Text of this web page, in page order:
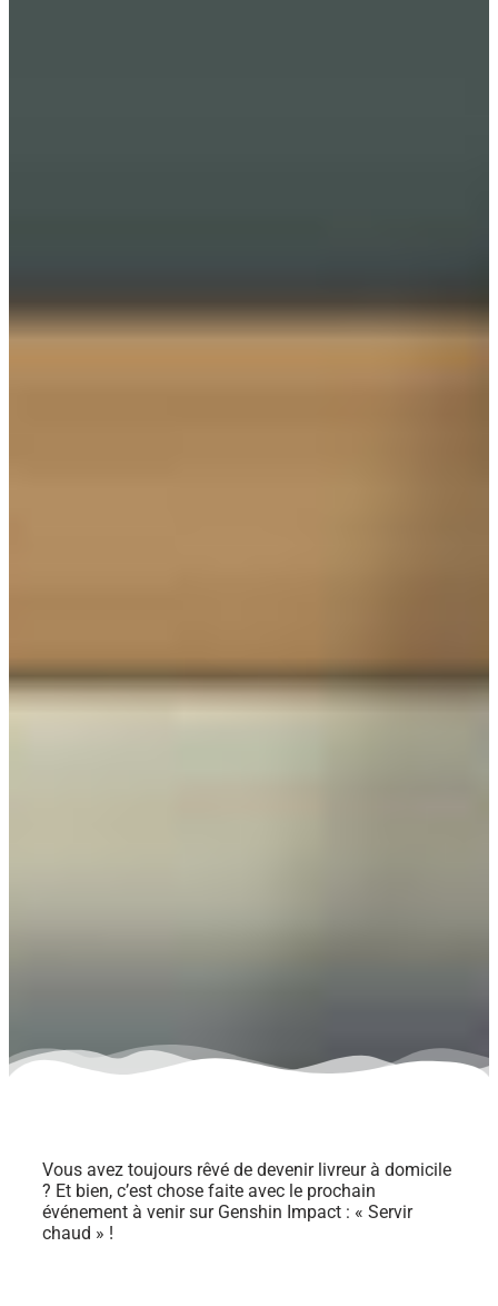
Vous avez toujours rêvé de devenir livreur à domicile
? Et bien, c’est chose faite avec le prochain
événement à venir sur Genshin Impact : « Servir
chaud » !